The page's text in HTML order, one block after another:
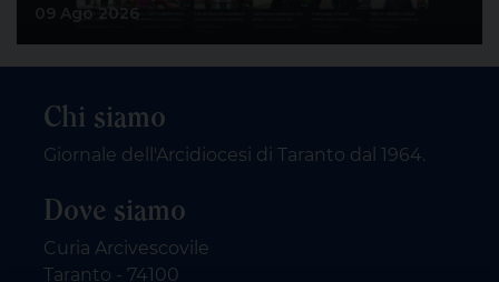
Chi siamo
Giornale dell'Arcidiocesi di Taranto dal 1964.
Dove siamo
Curia Arcivescovile
Taranto - 74100